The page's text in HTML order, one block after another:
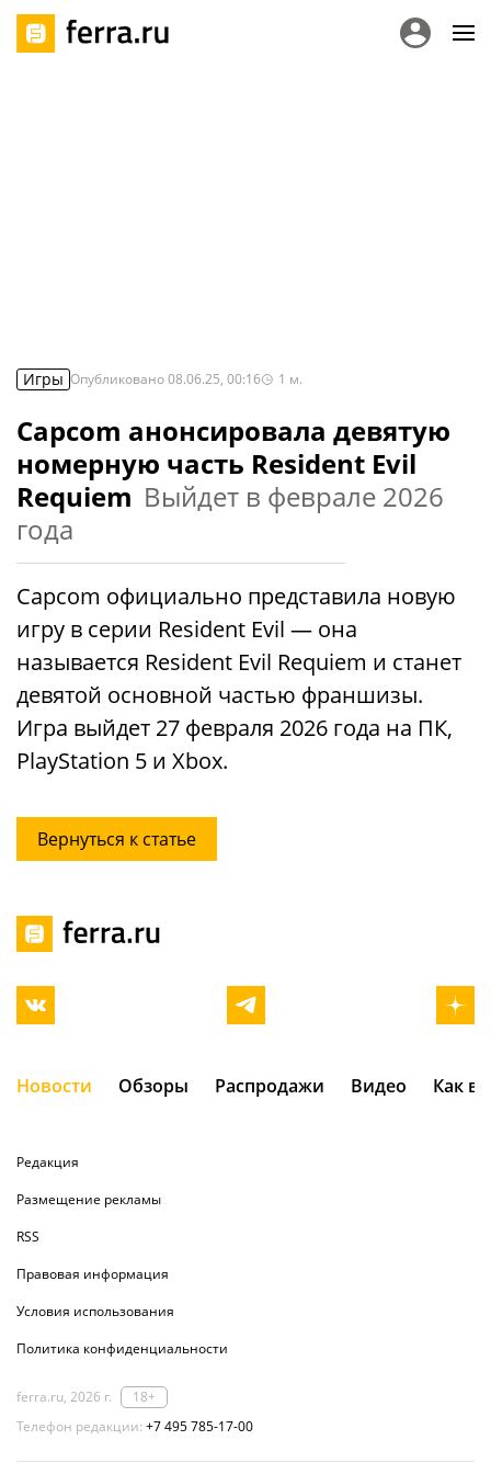
Игры Опубликовано08.06.25, 00:16 1 м.
Capcom анонсировала девятую
номерную часть Resident Evil
Requiem Выйдет в феврале 2026
года
Capcom официально представила новую
игру в серии Resident Evil — она
называется Resident Evil Requiem и станет
девятой основной частью франшизы.
Игра выйдет 27 февраля 2026 года на ПК,
PlayStation 5 и Xbox.
Вернуться к статье
Новости Обзоры Распродажи Видео Как
Редакция
Размещение рекламы
RSS
Правовая информация
Условия использования
Политика конфиденциальности
ferra.ru, 2026 г.
18+
Телефон редакции: +7 495 785-17-00